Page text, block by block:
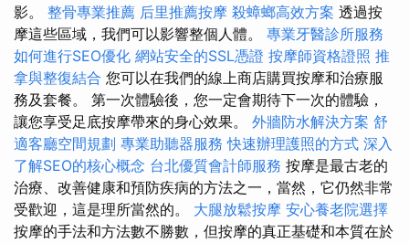
影。 整骨專業推薦 后里推薦按摩 殺蟑螂高效方案 透過按
摩這些區域，我們可以影響整個人體。 專業牙醫診所服務
如何進行SEO優化 網站安全的SSL憑證 按摩師資格證照 推
拿與整復結合 您可以在我們的線上商店購買按摩和治療服
務及套餐。 第一次體驗後，您一定會期待下一次的體驗，
讓您享受足底按摩帶來的身心效果。 外牆防水解決方案 舒
適客廳空間規劃 專業助聽器服務 快速辦理護照的方式 深入
了解SEO的核心概念 台北優質會計師服務 按摩是最古老的
治療、改善健康和預防疾病的方法之一，當然，它仍然非常
受歡迎，這是理所當然的。 大腿放鬆按摩 安心養老院選擇
按摩的手法和方法數不勝數，但按摩的真正基礎和本質在於